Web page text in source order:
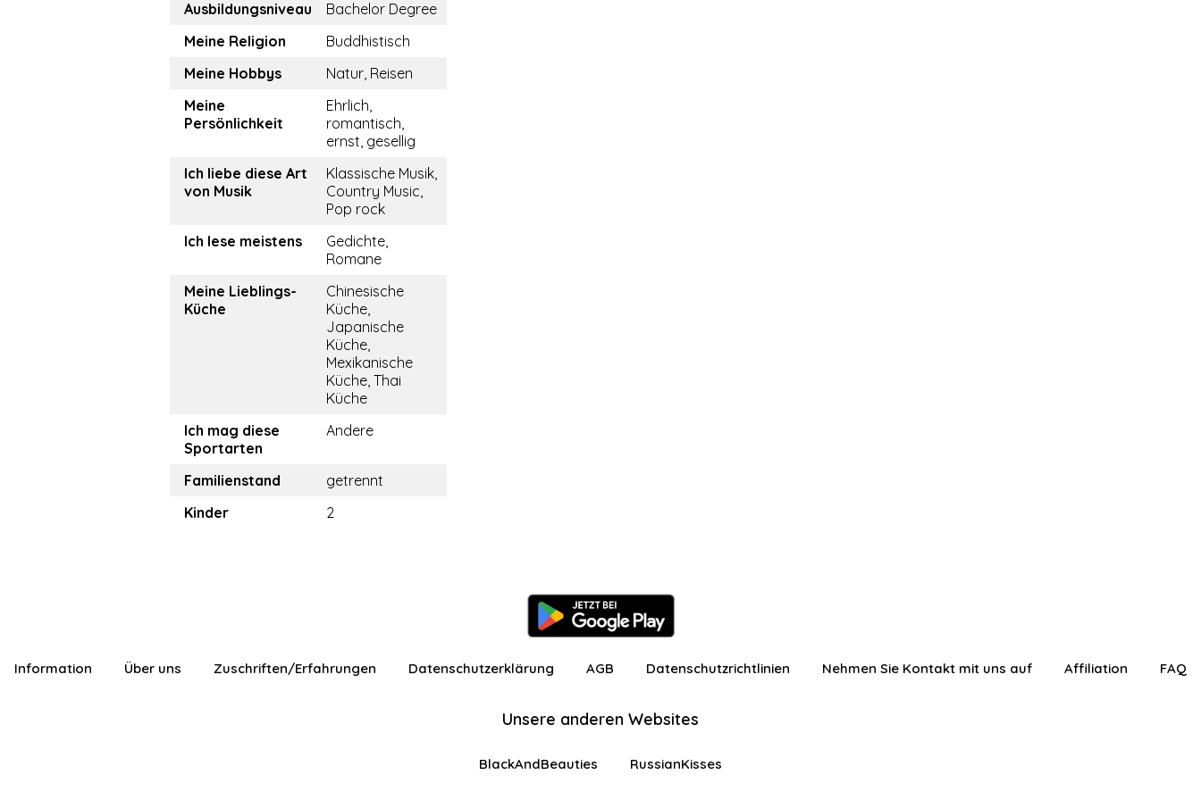
Ausbildungsniveau
Bachelor Degree
Meine Religion
Buddhistisch
Meine Hobbys
Natur, Reisen
Meine
Persönlichkeit
Ehrlich,
romantisch,
ernst, gesellig
Ich liebe diese Art
von Musik
Klassische Musik,
Country Music,
Pop rock
Ich lese meistens
Gedichte,
Romane
Meine Lieblings-
Küche
Chinesische
Küche,
Japanische
Küche,
Mexikanische
Küche, Thai
Küche
Ich mag diese
Sportarten
Andere
Familienstand
getrennt
Kinder
2
Information Über uns Zuschriften/Erfahrungen Datenschutzerklärung AGB Datenschutzrichtlinien Nehmen Sie Kontakt mit uns auf Affiliation FAQ
Unsere anderen Websites
BlackAndBeauties RussianKisses